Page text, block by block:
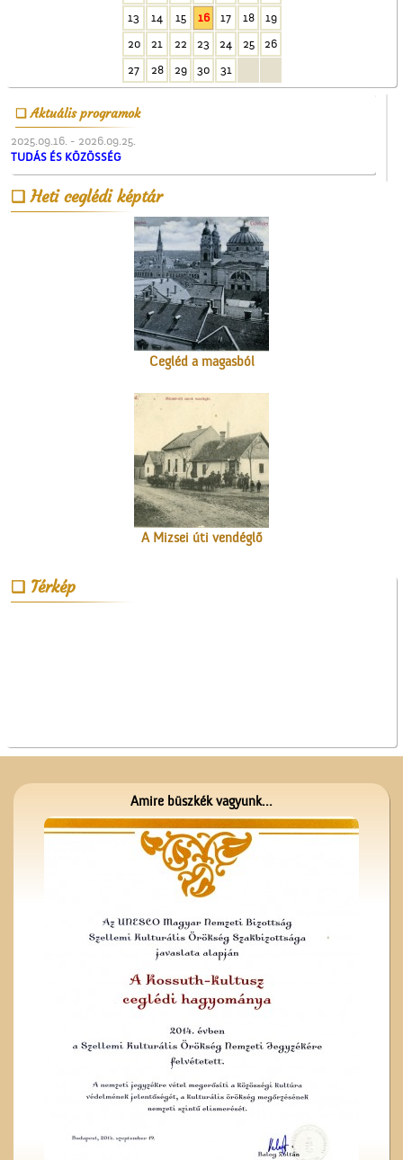
13 14 15 16 17 18
19
20
21 22 23 24 25
26
27
28 29 30 31
Aktuális programok
2025.09.16. - 2026.09.25.
TUDÁS ÉS KÖZÖSSÉG
Heti ceglédi képtár
A Ceglédi Népkör
Patkós Irma szülei
Cegléd a magasból
A Mizsei úti vendéglő
A ceglédi szeszgyár
A Gubody utcában
Térkép
Amire büszkék vagyunk...